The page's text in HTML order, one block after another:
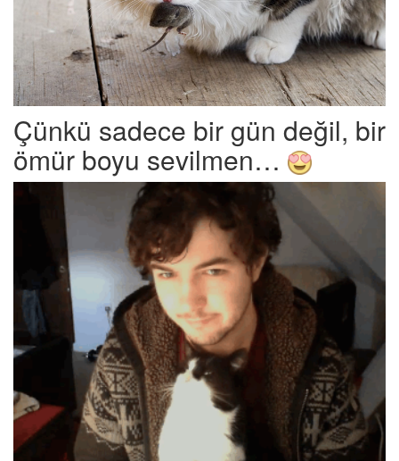
Çünkü sadece bir gün değil, bir
ömür boyu sevilmen…